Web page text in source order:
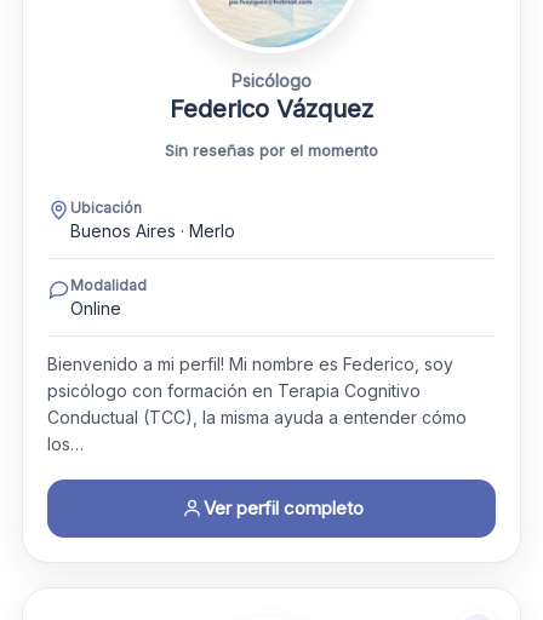
Psicólogo
Federico Vázquez
Sin reseñas por el momento
Ubicación
Buenos Aires · Merlo
Modalidad
Online
Bienvenido a mi perfil! Mi nombre es Federico, soy
psicólogo con formación en Terapia Cognitivo
Conductual (TCC), la misma ayuda a entender cómo
los…
Ver perfil completo